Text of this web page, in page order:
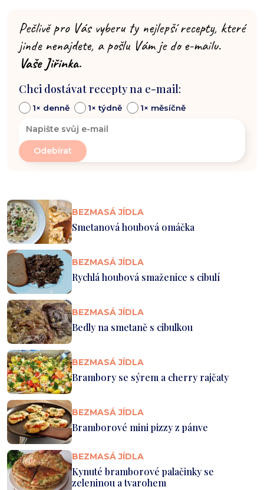
Pečlivě pro Vás vyberu ty nejlepší recepty, které
jinde nenajdete, a pošlu Vám je do e-mailu.
Vaše Jiřinka.
Chci dostávat recepty na e-mail:
1× denně 1× týdně 1× měsíčně
BEZMASÁ JÍDLA
Smetanová houbová omáčka
BEZMASÁ JÍDLA
Rychlá houbová smaženice s cibulí
BEZMASÁ JÍDLA
Bedly na smetaně s cibulkou
BEZMASÁ JÍDLA
Brambory se sýrem a cherry rajčaty
BEZMASÁ JÍDLA
Bramborové mini pizzy z pánve
BEZMASÁ JÍDLA
Kynuté bramborové palačinky se
zeleninou a tvarohem